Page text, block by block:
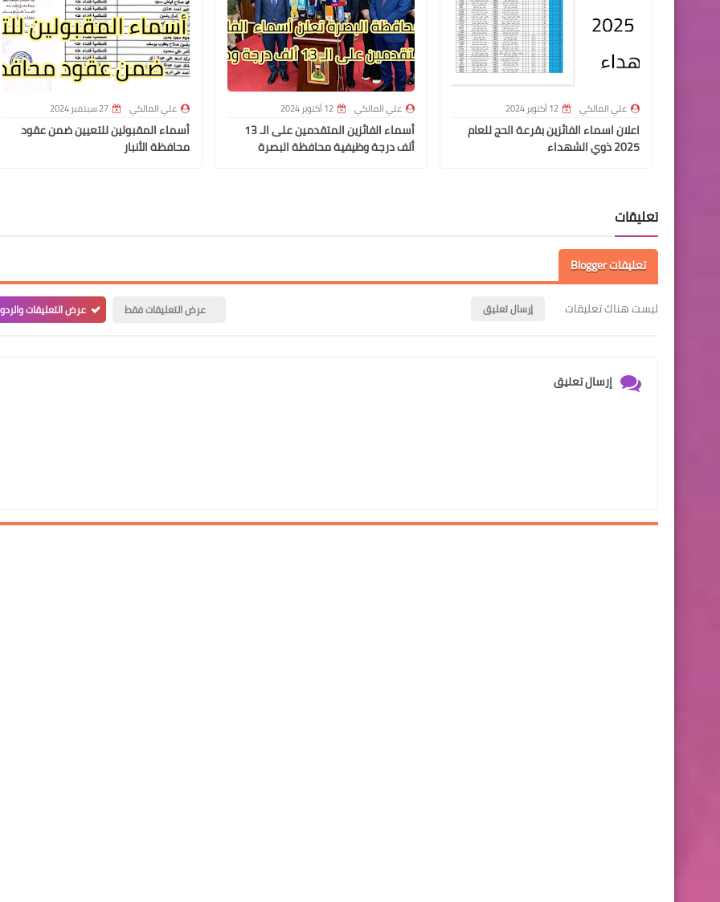
علي المالكي 12 أكتوبر 2024
اعلان اسماء الفائزين بقرعة الحج للعام
2025 ذوي الشهداء
علي المالكي 12 أكتوبر 2024
أسماء الفائزين المتقدمين على الـ 13
ألف درجة وظيفية محافظة البصرة
علي المالكي 27 سبتمبر 2024
أسماء المقبولين للتعيين ضمن عقود
محافظة الأنبار
تعليقات
تعليقات Blogger
ليست هناك تعليقات إرسال تعليق عرض التعليقات فقط عرض التعليقات
إرسال تعليق
علي المالكي
08 يوليو 2021